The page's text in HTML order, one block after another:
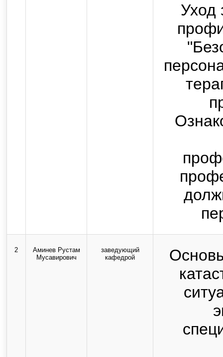
Уход
2
Аминев Рустам
Мусавирович
заведующий
кафедрой
Все
Использование текстовых,
возможно только с